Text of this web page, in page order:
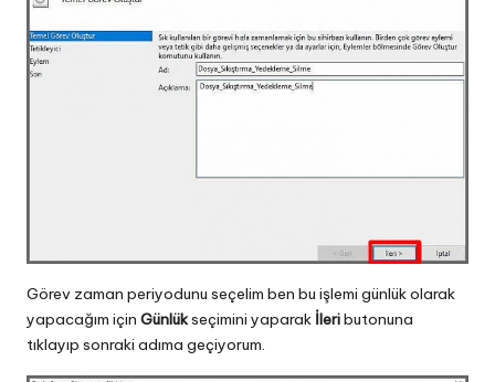
Görev zaman periyodunu seçelim ben bu işlemi günlük olarak
yapacağım için Günlükseçimini yaparak İleributonuna
tıklayıp sonraki adıma geçiyorum.